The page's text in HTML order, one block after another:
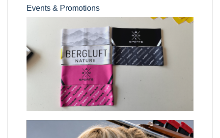
Events & Promotions